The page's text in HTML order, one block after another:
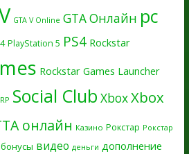
GTA V Online GTA Онлайн pc
PlayStation 5 PS4 Rockstar
Rockstar Games Launcher
RP Social Club XboxXbox
онлайн Казино Рокстар Рокстар
бонусы видео деньги дополнение